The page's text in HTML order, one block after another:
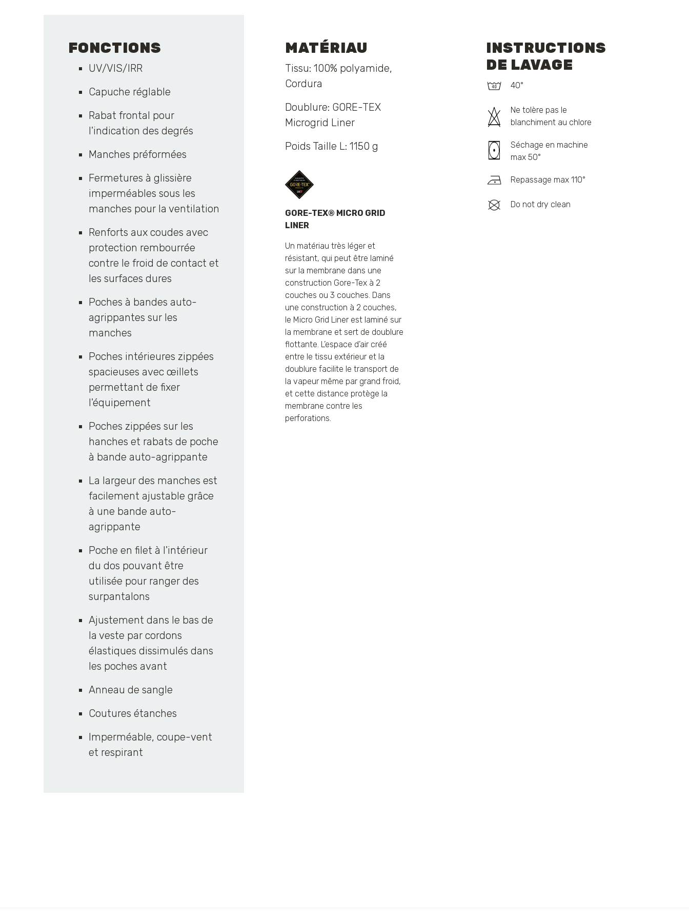
FONCTIONS
UV/VIS/IRR
Capuche réglable
Rabat frontal pour
l'indication des degrés
Manches préformées
Fermetures à glissière
imperméables sous les
manches pour la ventilation
Renforts aux coudes avec
protection rembourrée
contre le froid de contact et
les surfaces dures
Poches à bandes auto-
agrippantes sur les
manches
Poches intérieures zippées
spacieuses avec œillets
permettant de fixer
l'équipement
Poches zippées sur les
hanches et rabats de poche
à bande auto-agrippante
La largeur des manches est
facilement ajustable grâce
à une bande auto-
agrippante
Poche en filet à l'intérieur
du dos pouvant être
utilisée pour ranger des
surpantalons
Ajustement dans le bas de
la veste par cordons
élastiques dissimulés dans
les poches avant
Anneau de sangle
Coutures étanches
Imperméable, coupe-vent
et respirant
MATÉRIAU
Tissu: 100% polyamide,
Cordura
Doublure: GORE-TEX
Microgrid Liner
Poids Taille L: 1150 g
GORE-TEX® MICRO GRID
LINER
Un matériau très léger et
résistant, qui peut être laminé
sur la membrane dans une
construction Gore-Tex à 2
couches ou 3 couches. Dans
une construction à 2 couches,
le Micro Grid Liner est laminé sur
la membrane et sert de doublure
flottante. L’espace d’air créé
entre le tissu extérieur et la
doublure facilite le transport de
la vapeur même par grand froid,
et cette distance protège la
membrane contre les
perforations.
INSTRUCTIONS
DE LAVAGE
40°
Ne tolère pas le
blanchiment au chlore
Séchage en machine
max 50°
Repassage max 110°
Do not dry clean